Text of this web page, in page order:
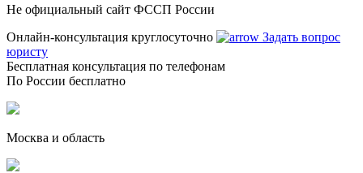
Не официальный сайт ФССП России
Онлайн-консультация круглосуточно
Задать вопрос
юристу
Бесплатная консультация по телефонам
По России бесплатно
Москва и область